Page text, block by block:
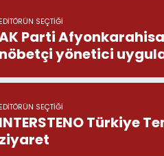
EDITÖRÜN SEÇTIĞI
Parti
nöbetçi yönetici
EDITÖRÜN SEÇTIĞI
INTERSTENO Türkiye
ziyaret